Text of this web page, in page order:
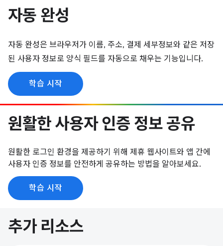
자동 완성
자동 완성은 브라우저가 이름, 주소, 결제 세부정보와 같은 저장
된 사용자 정보로 양식 필드를 자동으로 채우는 기능입니다.
학습 시작
원활한 사용자 인증 정보 공유
원활한 로그인 환경을 제공하기 위해 제휴 웹사이트와 앱 간에
사용자 인증 정보를 안전하게 공유하는 방법을 알아보세요.
학습 시작
추가 리소스